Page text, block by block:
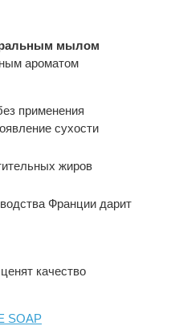
мылом
ароматом
применения
сухости
жиров
Франции дарит
качество
SOAP